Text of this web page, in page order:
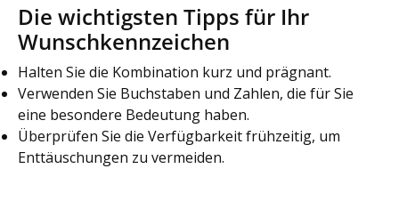
Die wichtigsten Tipps für Ihr
Wunschkennzeichen
Halten Sie die Kombination kurz und prägnant.
Verwenden Sie Buchstaben und Zahlen, die für Sie
eine besondere Bedeutung haben.
Überprüfen Sie die Verfügbarkeit frühzeitig, um
Enttäuschungen zu vermeiden.